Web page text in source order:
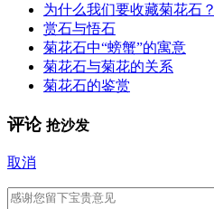
为什么我们要收藏菊花石？
赏石与悟石
菊花石中“螃蟹”的寓意
菊花石与菊花的关系
菊花石的鉴赏
评论 抢沙发
取消